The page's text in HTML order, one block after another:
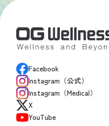
Facebook
Instagram（公式）
Instagram（Medical）
X
YouTube